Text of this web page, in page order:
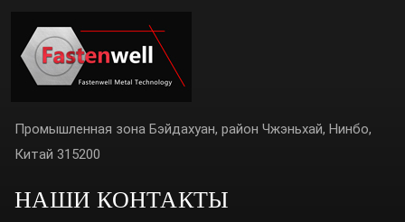
Промышленная зона Бэйдахуан, район Чжэньхай, Нинбо,
Китай 315200
НАШИ КОНТАКТЫ